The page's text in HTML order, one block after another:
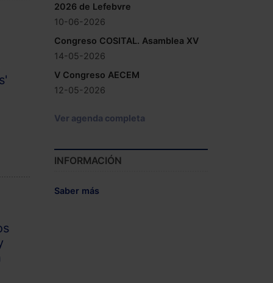
2026 de Lefebvre
10-06-2026
Congreso COSITAL. Asamblea XV
14-05-2026
V Congreso AECEM
12-05-2026
Ver agenda completa
INFORMACIÓN
Saber más